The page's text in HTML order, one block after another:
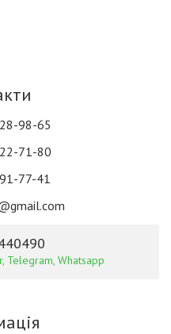
98-65
71-80
77-41
Telegram, Whatsapp